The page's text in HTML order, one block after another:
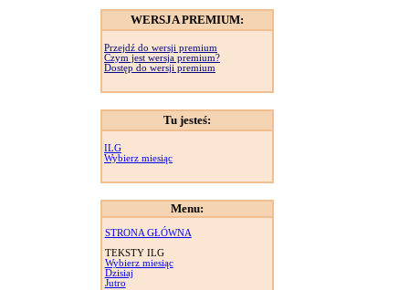
WERSJA PREMIUM:
Przejdź do wersji premium
Czym jest wersja premium?
Dostęp do wersji premium
Tu jesteś:
ILG
Wybierz miesiąc
Menu:
STRONA GŁÓWNA
TEKSTY ILG
Wybierz miesiąc
Dzisiaj
Jutro